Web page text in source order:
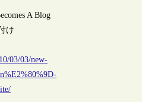
A Blog
け
03/03/new-